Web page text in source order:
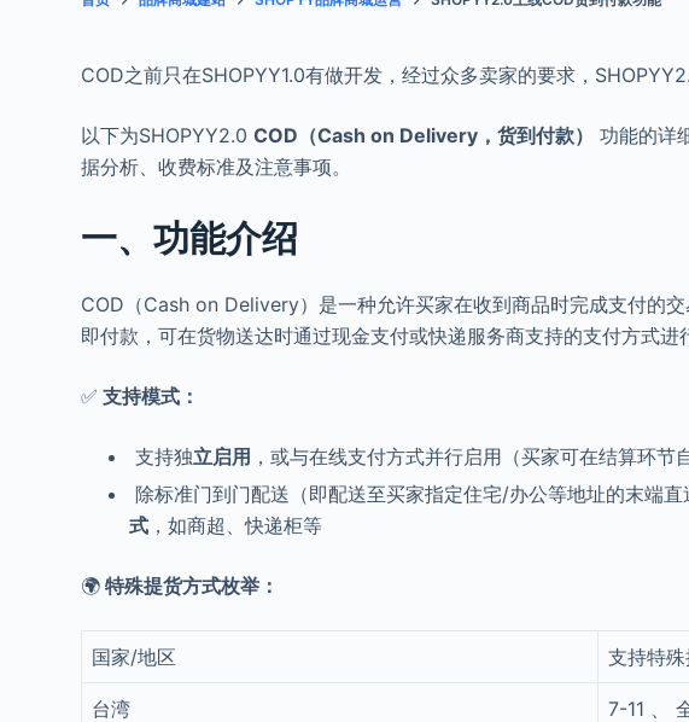
COD之前只在SHOPYY1.0有做开发，经过众多卖家的要求，
以下为SHOPYY2.0COD（Cash on Delivery，货到付款）
功能的详
据分析、收费标准及注意事项。
一、功能介绍
COD（Cash on Delivery）是一种允许买家在收到商品时完成支付的
即付款，可在货物送达时通过现金支付或快递服务商支持的支付方式
✅ 支持模式：
支持独立启用 ，或与在线支付方式并行启用（买家可在结算环节
除标准门到门配送（即配送至买家指定住宅/办公等地址的末端
式 ，如商超、快递柜等
🌍 特殊提货方式枚举：
国家/地区 支持特
台湾 7-11 、